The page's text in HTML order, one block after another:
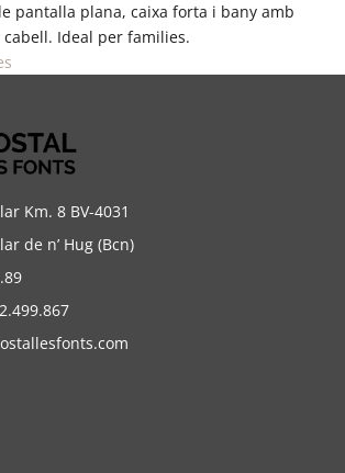
pantalla plana, caixa forta i bany amb
cabell. Ideal per families.
Km. 8 BV-4031
de n’ Hug (Bcn)